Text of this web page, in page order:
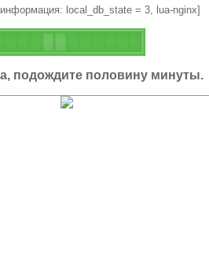
local_db_state = 3, lua-nginx]
подождите половину минуты.